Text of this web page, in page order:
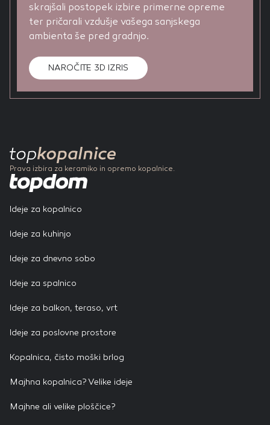
skrajšali postopek izbire primerne opreme
ter pričarali vzdušje vašega sanjskega
ambienta še pred gradnjo.
NAROČITE 3D IZRIS
Prava izbira za keramiko in opremo kopalnice.
Ideje za kopalnico
Ideje za kuhinjo
Ideje za dnevno sobo
Ideje za spalnico
Ideje za balkon, teraso, vrt
Ideje za poslovne prostore
Kopalnica, čisto moški brlog
Majhna kopalnica? Velike ideje
Majhne ali velike ploščice?